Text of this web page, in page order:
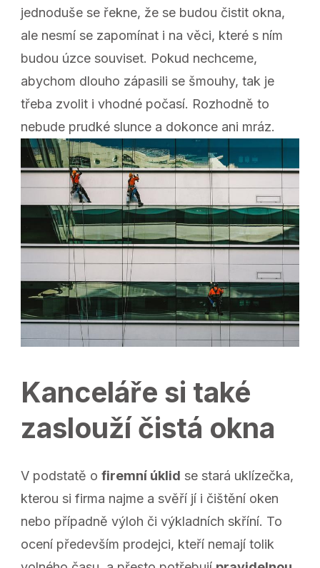
jednoduše se řekne, že se budou čistit okna,
ale nesmí se zapomínat i na věci, které s ním
budou úzce souviset. Pokud nechceme,
abychom dlouho zápasili se šmouhy, tak je
třeba zvolit i vhodné počasí. Rozhodně to
nebude prudké slunce a dokonce ani mráz.
Kanceláře si také
zaslouží čistá okna
V podstatě o firemní úklid se stará uklízečka,
kterou si firma najme a svěří jí i čištění oken
nebo případně výloh či výkladních skříní. To
ocení především prodejci, kteří nemají tolik